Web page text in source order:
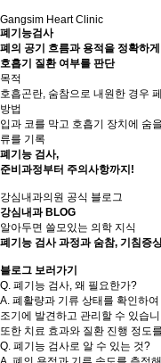
Gangsim Heart Clinic
폐기능검사
폐의 공기 흐름과 용적을 정확하
호흡기 질환 여부를 판단
목적
호흡곤란, 숨참으로 내원한 경우
방법
입과 코를 막고 호흡기 장치에 숨
류를 기록
폐기능 검사,
준비과정부터 주의사항까지!
강심내과의원 공식 블로그
강심내과 BLOG
알아두면 쓸모있는 의학 지식
폐기능 검사 과정과 숨참, 기침증
블로그 보러가기
Q. 폐기능 검사, 왜 필요한가?
A. 폐활량과 기류 상태를 확인하
조기에 발견하고 관리할 수 있습
또한 치료 효과와 질환 진행 정도
Q. 폐기능 검사로 알 수 있는 것?